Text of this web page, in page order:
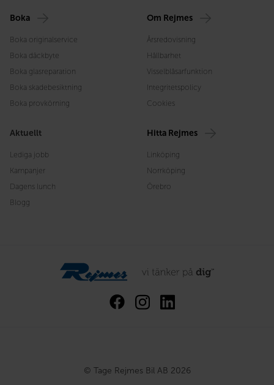
Boka
Boka originalservice
Boka däckbyte
Boka glasreparation
Boka skadebesiktning
Boka provkörning
Om Rejmes
Årsredovisning
Hållbarhet
Visselblåsarfunktion
Integritetspolicy
Cookies
Aktuellt
Lediga jobb
Kampanjer
Dagens lunch
Blogg
Hitta Rejmes
Linköping
Norrköping
Örebro
© Tage Rejmes Bil AB 2026